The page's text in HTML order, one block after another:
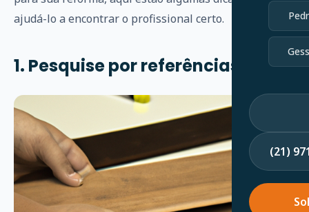
(21)
ajudá-lo a encontrar o profissional certo.
1. Pesquise por referências